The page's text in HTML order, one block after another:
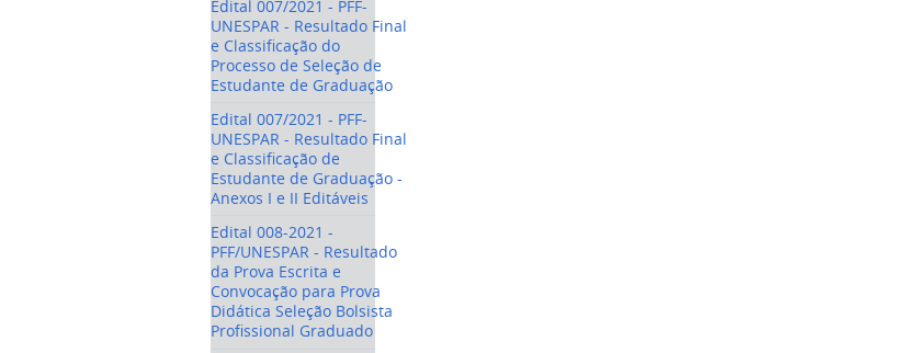
Edital 007/2021 - PFF-
UNESPAR - Resultado Final
e Classificação do
Processo de Seleção de
Estudante de Graduação
Edital 007/2021 - PFF-
UNESPAR - Resultado Final
e Classificação de
Estudante de Graduação -
Anexos I e II Editáveis
Edital 008-2021 -
PFF/UNESPAR - Resultado
da Prova Escrita e
Convocação para Prova
Didática Seleção Bolsista
Profissional Graduado